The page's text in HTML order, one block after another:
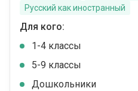
Русский как иностранный
Для кого:
1-4 классы
5-9 классы
Дошкольники